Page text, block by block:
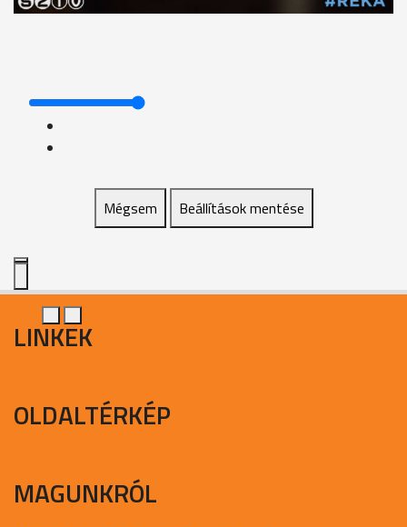
Mégsem Beállítások mentése
LINKEK
OLDALTÉRKÉP
MAGUNKRÓL